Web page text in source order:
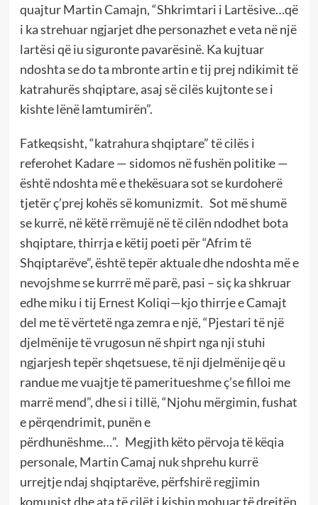
quajtur Martin Camajn, “Shkrimtari i Lartësive…që
i ka strehuar ngjarjet dhe personazhet e veta në një
lartësi që iu siguronte pavarësinë. Ka kujtuar
ndoshta se do ta mbronte artin e tij prej ndikimit të
katrahurës shqiptare, asaj së cilës kujtonte se i
kishte lënë lamtumirën”.
Fatkeqsisht, “katrahura shqiptare” të cilës i
referohet Kadare — sidomos në fushën politike —
është ndoshta më e thekësuara sot se kurdoherë
tjetër ç’prej kohës së komunizmit. Sot më shumë
se kurrë, në këtë rrëmujë në të cilën ndodhet bota
shqiptare, thirrja e këtij poeti për “Afrim të
Shqiptarëve”, është tepër aktuale dhe ndoshta më e
nevojshme se kurrrë më parë, pasi – siç ka shkruar
edhe miku i tij Ernest Koliqi—kjo thirrje e Camajt
del me të vërtetë nga zemra e një, “Pjestari të një
djelmënije të vrugosun në shpirt nga nji stuhi
ngjarjesh tepër shqetsuese, të nji djelmënije që u
randue me vuajtje të pameritueshme ç’se filloi me
marrë mend”, dhe si i tillë, “Njohu mërgimin, fushat
e përqendrimit, punën e
përdhunëshme…”. Megjith këto përvoja të këqia
personale, Martin Camaj nuk shprehu kurrë
urrejtje ndaj shqiptarëve, përfshirë regjimin
komunist dhe ata të cilët i kishin mohuar të drejtën